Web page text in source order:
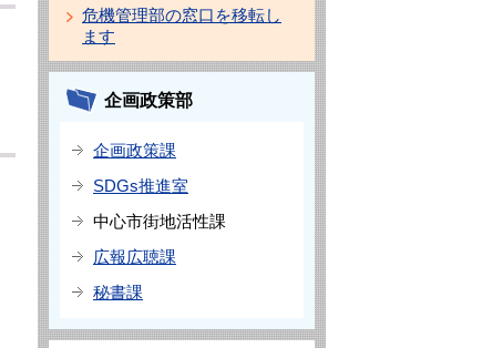
危機管理部の窓口を移転し
ます
企画政策部
企画政策課
SDGs推進室
中心市街地活性課
広報広聴課
秘書課